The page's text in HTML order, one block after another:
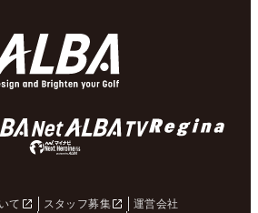
て スタッフ募集
運営会社